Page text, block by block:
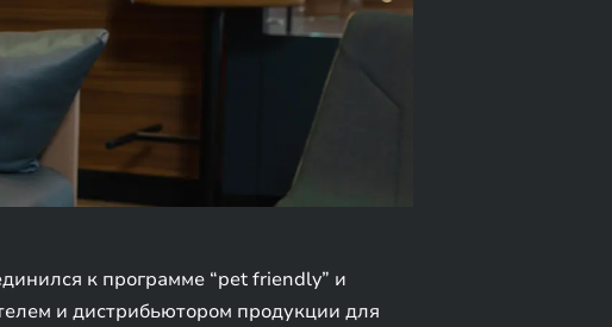
к программе “pet friendly” и
и дистрибьютором продукции для